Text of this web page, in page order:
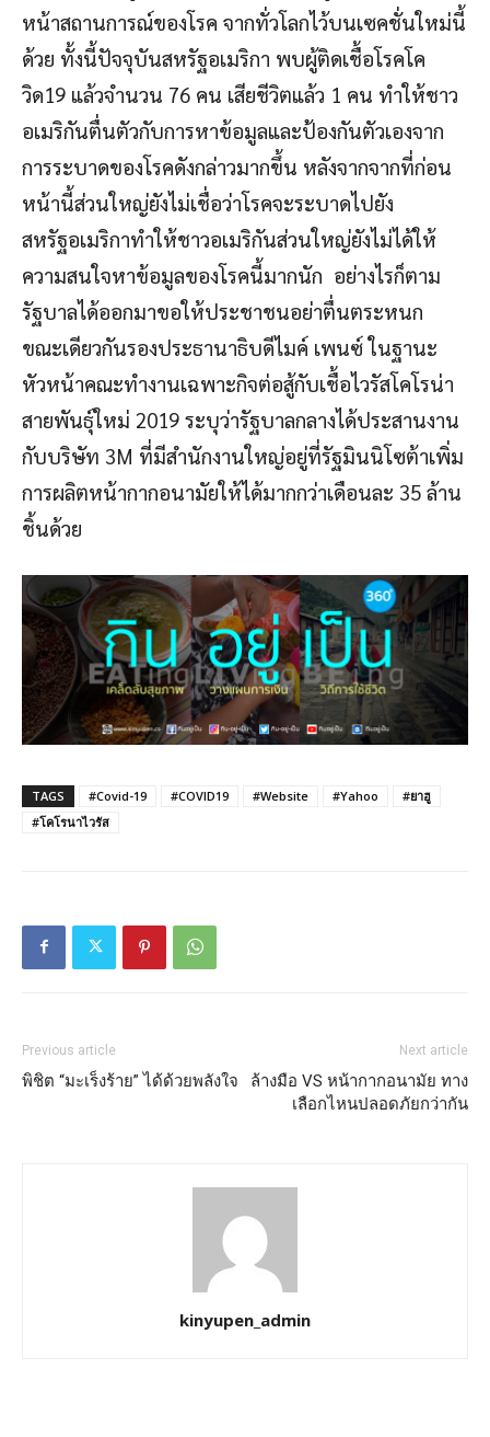
หน้าสถานการณ์ของโรค จากทั่วโลกไว้บนเซคชั่นใหม่นี้
ด้วย ทั้งนี้ปัจจุบันสหรัฐอเมริกา พบผู้ติดเชื้อโรคโค
วิด19 แล้วจำนวน 76 คน เสียชีวิตแล้ว 1 คน ทำให้ชาว
อเมริกันตื่นตัวกับการหาข้อมูลและป้องกันตัวเองจาก
การระบาดของโรคดังกล่าวมากขึ้น หลังจากจากที่ก่อน
หน้านี้ส่วนใหญ่ยังไม่เชื่อว่าโรคจะระบาดไปยัง
สหรัฐอเมริกาทำให้ชาวอเมริกันส่วนใหญ่ยังไม่ได้ให้
ความสนใจหาข้อมูลของโรคนี้มากนัก อย่างไรก็ตาม
รัฐบาลได้ออกมาขอให้ประชาชนอย่าตื่นตระหนก
ขณะเดียวกันรองประธานาธิบดีไมค์ เพนซ์ ในฐานะ
หัวหน้าคณะทำงานเฉพาะกิจต่อสู้กับเชื้อไวรัสโคโรน่า
สายพันธุ์ใหม่ 2019 ระบุว่ารัฐบาลกลางได้ประสานงาน
กับบริษัท 3M ที่มีสำนักงานใหญ่อยู่ที่รัฐมินนิโซต้าเพิ่ม
การผลิตหน้ากากอนามัยให้ได้มากกว่าเดือนละ 35 ล้าน
ชิ้นด้วย
TAGS #Covid-19 #COVID19 #Website #Yahoo
#ยาฮู
#โคโรนาไวรัส
Previous article
พิชิต “มะเร็งร้าย” ได้ด้วยพลังใจ
Next article
ล้างมือ VS หน้ากากอนามัย ทาง
เลือกไหนปลอดภัยกว่ากัน
kinyupen_admin